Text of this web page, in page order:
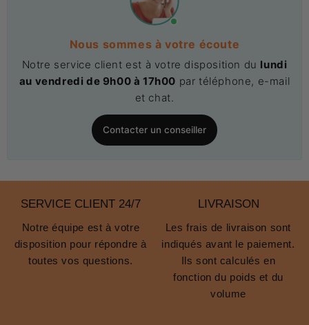
Nous sommes à votre écoute
Notre service client est à votre disposition du lundi
au vendredi de 9h00 à 17h00 par téléphone, e-mail
et chat.
Contacter un conseiller
SERVICE CLIENT 24/7
Notre équipe est à votre
disposition pour répondre à
toutes vos questions.
LIVRAISON
Les frais de livraison sont
indiqués avant le paiement.
Ils sont calculés en
fonction du poids et du
volume